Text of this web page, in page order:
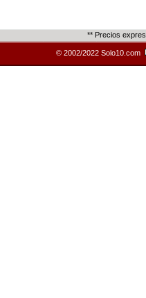
** Precios
© 2002/2022 Solo10.com